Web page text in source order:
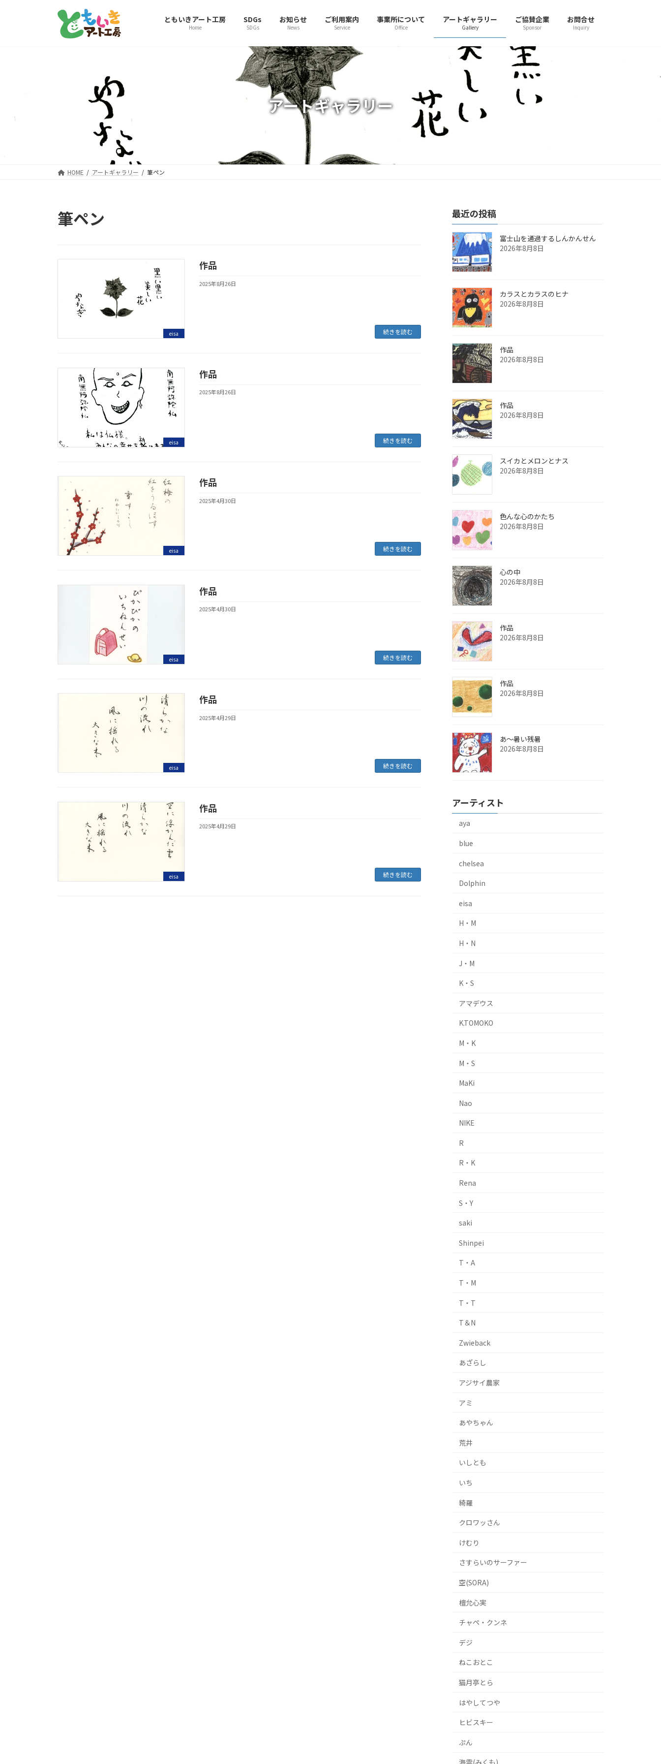
ともいきアート工房
Home
SDGs
SDGs
お知らせ
News
ご利用案内
Service
事業所について
Office
アートギャラリー
Gallery
ご協賛企業
Sponsor
お問合せ
Inquiry
アートギャラリー
HOME アートギャラリー 筆ペン
筆ペン
eisa
作品
2025年8月26日
続きを読む
eisa
作品
2025年8月26日
続きを読む
eisa
作品
2025年4月30日
続きを読む
eisa
作品
2025年4月30日
続きを読む
eisa
作品
2025年4月29日
続きを読む
eisa
作品
2025年4月29日
続きを読む
最近の投稿
富士山を通過するしんかんせん
2026年8月8日
カラスとカラスのヒナ
2026年8月8日
作品
2026年8月8日
作品
2026年8月8日
スイカとメロンとナス
2026年8月8日
色んな心のかたち
2026年8月8日
心の中
2026年8月8日
作品
2026年8月8日
作品
2026年8月8日
あ～暑い残暑
2026年8月8日
アーティスト
aya
blue
chelsea
Dolphin
eisa
H・M
H・N
J・M
K・S
アマデウス
K.TOMOKO
M・K
M・S
MaKi
Nao
NIKE
R
R・K
Rena
S・Y
saki
Shinpei
T・A
T・M
T・T
T＆N
Zwieback
あざらし
アジサイ農家
アミ
あやちゃん
荒井
いしとも
いち
綺羅
クロワッさん
けむり
さすらいのサーファー
空(SORA)
檀允心実
チャペ・クンネ
デジ
ねこおとこ
猫月亭とら
はやしてつや
ヒビスキー
ぷん